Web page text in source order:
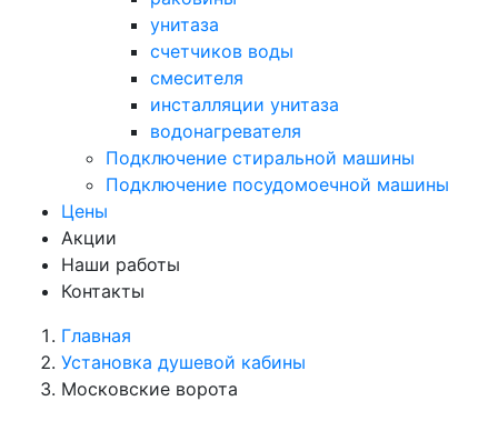
унитаза
счетчиков воды
смесителя
инсталляции унитаза
водонагревателя
Подключение стиральной машины
Подключение посудомоечной машины
Цены
Акции
Наши работы
Контакты
Главная
Установка душевой кабины
Московские ворота